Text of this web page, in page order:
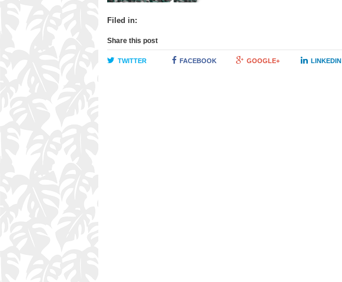
Filed in:
Share this post
TWITTER FACEBOOK GOOGLE+ LINKEDIN